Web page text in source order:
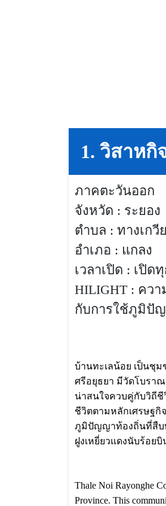
1. วิสาหกิ
ภาคตะวันออก
จังหวัด : ระยอง
ตำบล : ทางเกวี
อำเภอ : แกลง
เวลาเปิด : เปิด
HILIGHT : คว
กับการใช้ภูมิปั
บ้านทะเลน้อย เป็นชุ
ศรีอยุธยา มีวัดโบรา
น่าสนใจควบคู่กับวิถีชี
ชีวิตตามหลักเศรษฐกิ
ภูมิปัญญาท้องถิ่นที่สืบท
ฝูงเหยี่ยวแดงนับร้อย
Thale Noi Rayonghe
Province. This